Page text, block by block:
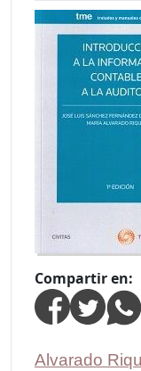
Compartir en:
Alvarado